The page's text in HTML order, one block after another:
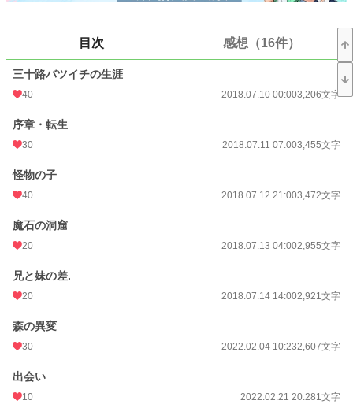
国王兼王立騎士団長(選ばれし英雄)(20)×6年間育てたプチ育ての親の悪役魔法使
小説
BL
24h.ポイント
週間ポイント
月間ポイント
年間ポイント
累計ポイント
目次 感想（16件）
三十路バツイチの生涯
40 2018.07.10 00:003,206文字
序章・転生
30 2018.07.11 07:003,455文字
怪物の子
40 2018.07.12 21:003,472文字
魔石の洞窟
20 2018.07.13 04:002,955文字
兄と妹の差.
20 2018.07.14 14:002,921文字
森の異変
30 2022.02.04 10:232,607文字
出会い
10 2022.02.21 20:281文字